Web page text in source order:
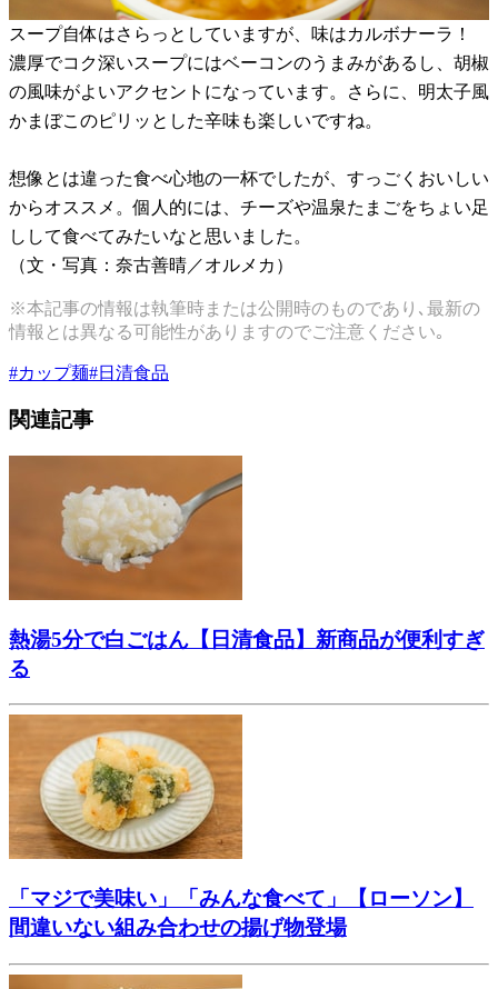
スープ自体はさらっとしていますが、味はカルボナーラ！
濃厚でコク深いスープにはベーコンのうまみがあるし、胡椒
の風味がよいアクセントになっています。さらに、明太子風
かまぼこのピリッとした辛味も楽しいですね。
想像とは違った食べ心地の一杯でしたが、すっごくおいしい
からオススメ。個人的には、チーズや温泉たまごをちょい足
しして食べてみたいなと思いました。
（文・写真：奈古善晴／オルメカ）
※本記事の情報は執筆時または公開時のものであり､最新の
情報とは異なる可能性がありますのでご注意ください｡
#カップ麺#日清食品
関連記事
熱湯5分で白ごはん【日清食品】新商品が便利すぎ
る
「マジで美味い」「みんな食べて」【ローソン】
間違いない組み合わせの揚げ物登場